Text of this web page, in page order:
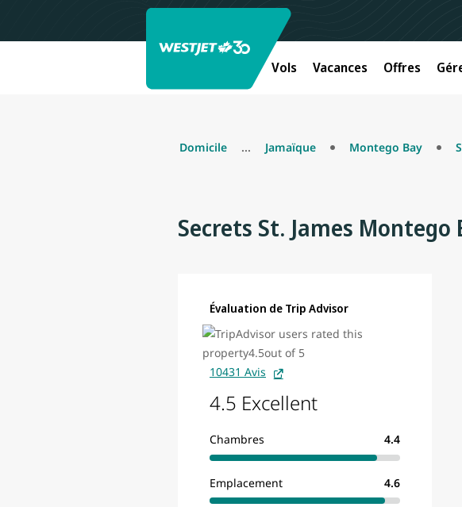
Vols Vacances Offres
Domicile ... Jamaïque Montego Bay
Secrets St. James Montego
Évaluation de Trip Advisor
10431 Avis
4.5 Excellent
Chambres 4.4
Emplacement 4.6